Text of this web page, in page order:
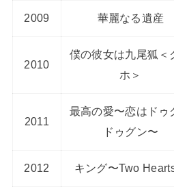
2009 華麗なる遺産
2010
僕の彼女は九尾狐＜
ホ＞
2011
最高の愛〜恋はドゥ
ドゥグン〜
2012 キング〜Two